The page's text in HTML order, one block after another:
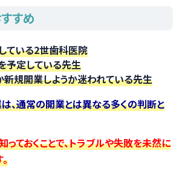
すめ
ている2世歯科医院
予定している先生
新規開業しようか迷われている先生
、通常の開業とは異なる多くの判断と
っておくことで、トラブルや失敗を未然に